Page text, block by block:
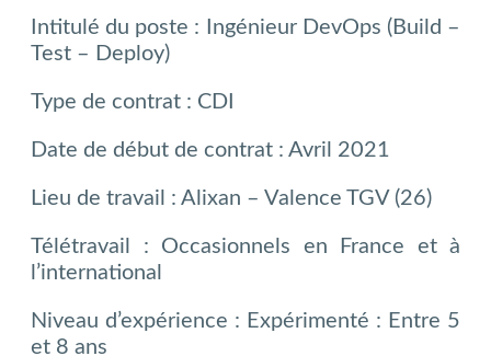
Intitulé du poste : Ingénieur DevOps (Build –
Test – Deploy)
Type de contrat : CDI
Date de début de contrat : Avril 2021
Lieu de travail : Alixan – Valence TGV (26)
Télétravail : Occasionnels en France et à
l’international
Niveau d’expérience : Expérimenté : Entre 5
et 8 ans